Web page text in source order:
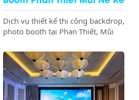
Gà Đẹp Giá Rẻ
Dịch vụ thiết kế thi công backdrop,
photo booth tại Phan Thiết, Mũi
ý tưởng, nâng tầm thương hiệu
cho sự kiện của bạn. Gọi ngay!